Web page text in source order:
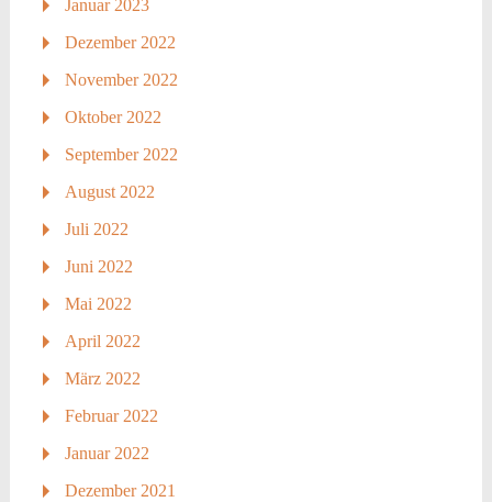
Januar 2023
Dezember 2022
November 2022
Oktober 2022
September 2022
August 2022
Juli 2022
Juni 2022
Mai 2022
April 2022
März 2022
Februar 2022
Januar 2022
Dezember 2021